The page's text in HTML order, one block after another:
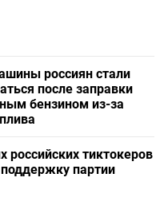
россиян стали
после заправки
бензином из-за
российских тиктокеров
партии